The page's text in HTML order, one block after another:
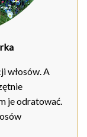
włosów. A
je odratować.